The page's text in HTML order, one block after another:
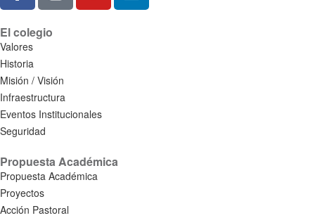
El colegio
Valores
Historia
Misión / Visión
Infraestructura
Eventos Institucionales
Seguridad
Propuesta Académica
Propuesta Académica
Proyectos
Acción Pastoral